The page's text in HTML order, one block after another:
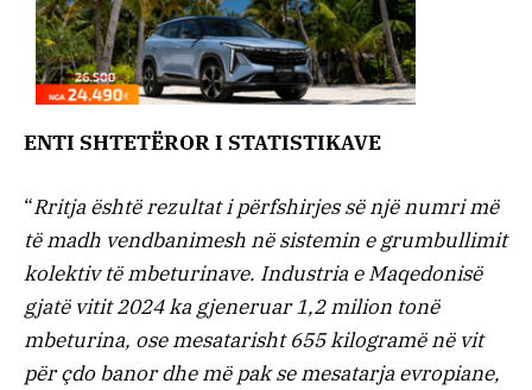
ENTI SHTETËROR I STATISTIKAVE
“Rritja është rezultat i përfshirjes së një numri më
të madh vendbanimesh në sistemin e grumbullimit
kolektiv të mbeturinave. Industria e Maqedonisë
gjatë vitit 2024 ka gjeneruar 1,2 milion tonë
mbeturina, ose mesatarisht 655 kilogramë në vit
për çdo banor dhe më pak se mesatarja evropiane,